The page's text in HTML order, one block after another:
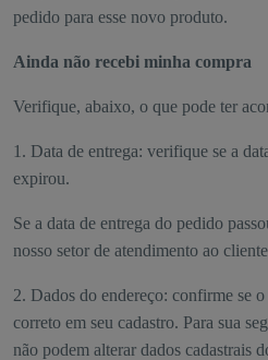
pedido para esse novo produto.
Ainda não recebi minha compra
Verifique, abaixo, o que pode ter
1. Data de entrega: verifique se a
expirou.
Se a data de entrega do pedido
nosso setor de atendimento ao
2. Dados do endereço: confirme se o
correto em seu cadastro. Para sua
não podem alterar dados cadastrais